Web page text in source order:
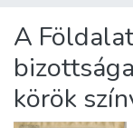
About us
A
körök